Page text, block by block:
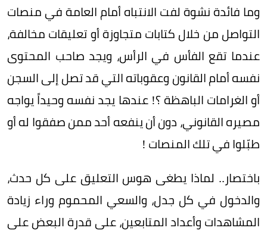
وما فائدة نشوة لفت الانتباه أمام العامة في منصات
التواصل من خلال كتابات متجاوزة أو تعليقات مخالفة،
عندما تقع الفأس في الرأس، ويجد صاحب المحتوى
نفسه أمام القانون وعقوباته التي قد تصل إلى السجن
أو الغرامات الباهظة ؟! عندها يجد نفسه وحيداً يواجه
مصيره القانوني، دون أن ينفعه أحد ممن صفقوا له أو
طبّلوا في تلك المنصات !
باختصار.. لماذا يطغى هوس التعليق على كل حدث،
والدخول في كل جدل، والسعي المحموم وراء زيادة
المشاهدات وأعداد المتابعين، على قدرة البعض على